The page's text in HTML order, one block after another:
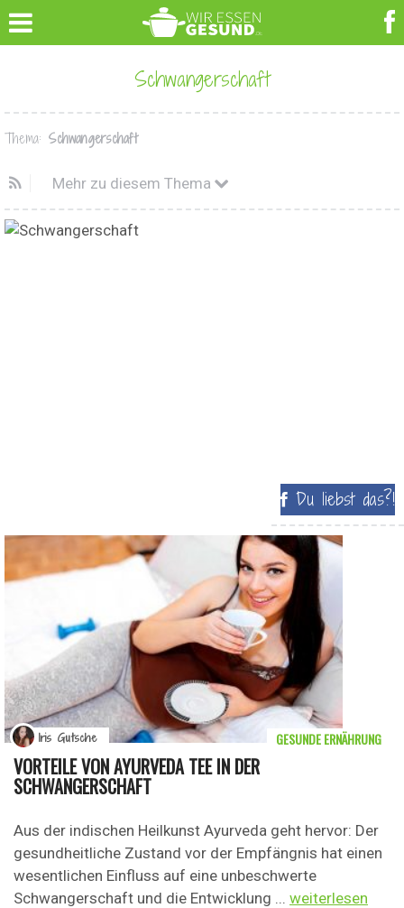
Schwangerschaft
Thema: Schwangerschaft
Mehr zu diesem Thema
Du liebst das?!
VORTEILE VON AYURVEDA TEE IN DER
SCHWANGERSCHAFT
Aus der indischen Heilkunst Ayurveda geht hervor: Der
gesundheitliche Zustand vor der Empfängnis hat einen
wesentlichen Einfluss auf eine unbeschwerte
Schwangerschaft und die Entwicklung ... weiterlesen
GESUNDE ERNÄHRUNG
Iris Gutsche